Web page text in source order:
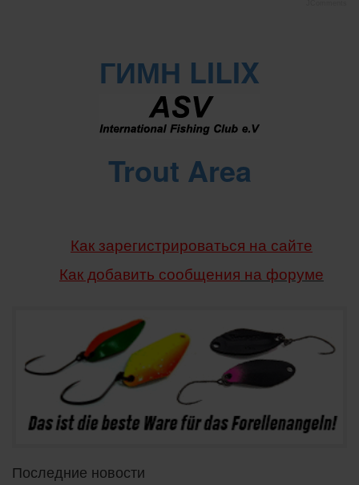
ГИМН LILIX
Trout Area
Как зарегистрироваться на сайте
Как добавить сообщения на форуме
Последние новости